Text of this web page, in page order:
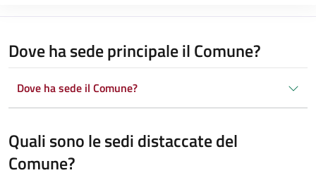
Dove ha sede principale il Comune?
Dove ha sede il Comune?
Quali sono le sedi distaccate del
Comune?